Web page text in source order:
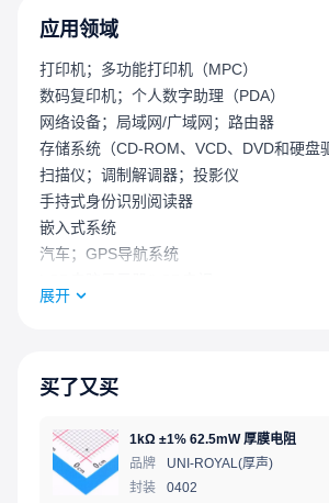
应用领域
打印机；多功能打印机（MPC）
数码复印机；个人数字助理（PDA）
网络设备；局域网/广域网；路由器
存储系统（CD-ROM、VCD、DVD和硬盘
扫描仪；调制解调器；投影仪
手持式身份识别阅读器
嵌入式系统
汽车；GPS导航系统
非对称数字用户线路（ADSL）；个人计算
医疗设备
展开
买了又买
1kΩ ±1% 62.5mW 厚膜电阻
品牌
UNI-ROYAL(厚声)
封装
0402